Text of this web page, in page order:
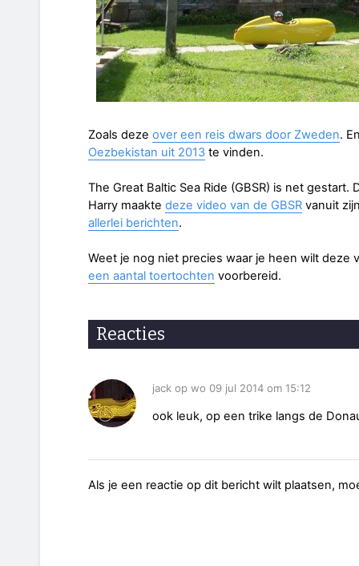
Zoals deze over een reis dwars door Zweden.
Oezbekistan uit 2013 te vinden.
The Great Baltic Sea Ride (GBSR) is net
Harry maakte deze video van de GBSR vanuit
allerlei berichten.
Weet je nog niet precies waar je heen wilt deze
een aantal toertochten voorbereid.
Reacties
jack op wo 09 jul 2014 om 15:12
ook leuk, op een trike langs de
Als je een reactie op dit bericht wilt plaatsen,